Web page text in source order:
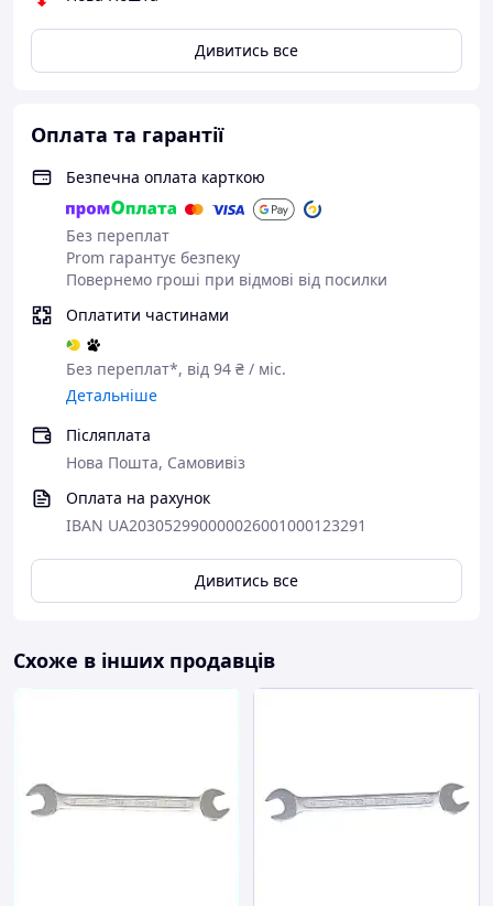
Дивитись все
Оплата та гарантії
Безпечна оплата карткою
Без переплат
Prom гарантує безпеку
Повернемо гроші при відмові від посилки
Оплатити частинами
Без переплат*, від 94 ₴ / міс.
Детальніше
Післяплата
Нова Пошта, Самовивіз
Оплата на рахунок
IBAN UA203052990000026001000123291
Дивитись все
Схоже в інших продавців